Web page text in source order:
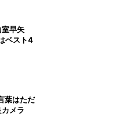
早矢
ベスト4
葉はただ
メラ